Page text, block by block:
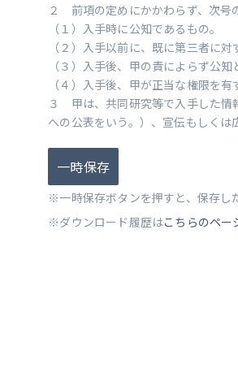
２ 前項の定めにかかわらず、次号
（１）入手時に公知であるもの。
（２）入手以前に、既に第三者に
（３）入手後、甲の責によらず公知
（４）入手後、甲が正当な権限を
３ 甲は、共同研究等で入手した情
への公表をいう。）、宣伝もしくは
一時保存
※一時保存ボタンを押すと、保存し
※ダウンロード履歴はこちらのペー